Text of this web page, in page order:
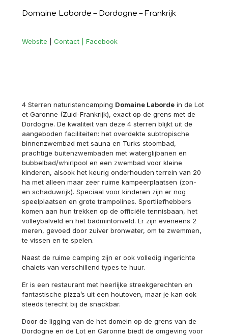
Domaine Laborde – Dordogne – Frankrijk
Website Contact | Facebook
4 Sterren naturistencamping Domaine Laborde in de Lot
et Garonne (Zuid-Frankrijk), exact op de grens met de
Dordogne. De kwaliteit van deze 4 sterren blijkt uit de
aangeboden faciliteiten: het overdekte subtropische
binnenzwembad met sauna en Turks stoombad,
prachtige buitenzwembaden met waterglijbanen en
bubbelbad/whirlpool en een zwembad voor kleine
kinderen, alsook het keurig onderhouden terrein van 20
ha met alleen maar zeer ruime kampeerplaatsen (zon-
en schaduwrijk). Speciaal voor kinderen zijn er nog
speelplaatsen en grote trampolines. Sportliefhebbers
komen aan hun trekken op de officiële tennisbaan, het
volleybalveld en het badmintonveld. Er zijn eveneens 2
meren, gevoed door zuiver bronwater, om te zwemmen,
te vissen en te spelen.
Naast de ruime camping zijn er ook volledig ingerichte
chalets van verschillend types te huur.
Er is een restaurant met heerlijke streekgerechten en
fantastische pizza’s uit een houtoven, maar je kan ook
steeds terecht bij de snackbar.
Door de ligging van de het domein op de grens van de
Dordogne en de Lot en Garonne biedt de omgeving voor